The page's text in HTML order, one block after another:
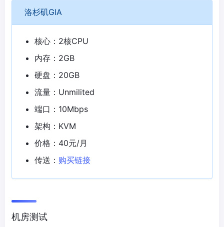
洛杉矶GIA
核心：2核CPU
内存：2GB
硬盘：20GB
流量：Unmilited
端口：10Mbps
架构：KVM
价格：40元/月
传送： 购买链接
机房测试